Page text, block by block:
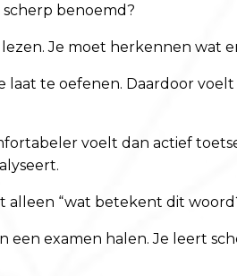
benoemd?
Je moet herkennen
te oefenen. Daardoor
voelt dan actief
“wat betekent dit
een examen halen. Je leert